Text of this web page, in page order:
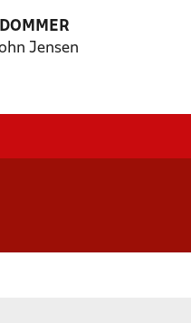
DOMMER
Jensen